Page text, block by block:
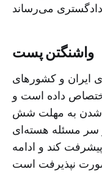
واشنگتن پست
ایران و کشورهای
اختصاص داده است و
شدن به مهلت شش‌
سر مسئله هسته‌ای
کند و ادامه‌